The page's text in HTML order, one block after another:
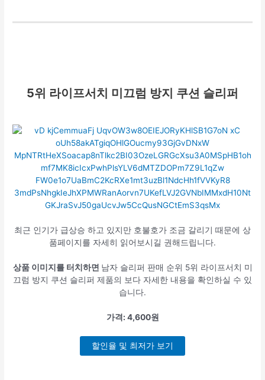
5위 라이프서치 미끄럼 방지 쿠션 슬리퍼
최근 인기가 급상승 하고 있지만 호불호가 조금 갈리기 때문에 상
품페이지를 자세히 읽어보시길 권해드립니다.
상품 이미지를 터치하면 남자 슬리퍼 판매 순위 5위 라이프서치 미
끄럼 방지 쿠션 슬리퍼 제품의 보다 자세한 내용을 확인하실 수 있
습니다.
가격: 4,600원
할인율 및 최저가 보기